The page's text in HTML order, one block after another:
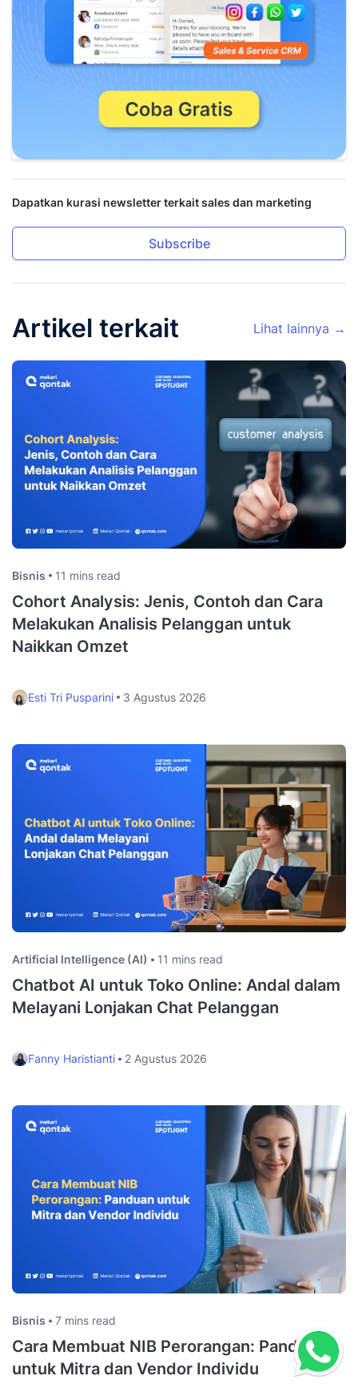
Dapatkan kurasi newsletter terkait sales dan marketing
Subscribe
Artikel terkait Lihat lainnya →
Bisnis 11 mins read
Cohort Analysis: Jenis, Contoh dan Cara
Melakukan Analisis Pelanggan untuk
Naikkan Omzet
Esti Tri Pusparini 3 Agustus 2026
Artificial Intelligence (AI) 11 mins read
Chatbot AI untuk Toko Online: Andal dalam
Melayani Lonjakan Chat Pelanggan
Fanny Haristianti 2 Agustus 2026
Bisnis 7 mins read
Cara Membuat NIB Perorangan: Panduan
untuk Mitra dan Vendor Individu